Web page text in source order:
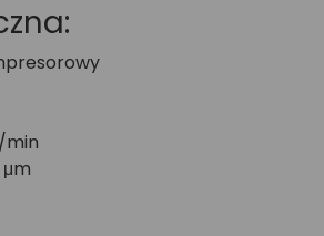
min